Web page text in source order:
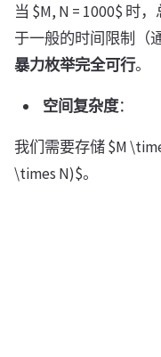
当 $M, N = 1000$ 时
于一般的时间限制（
暴力枚举完全可行。
空间复杂度：
我们需要存储 $M
\times N)$。